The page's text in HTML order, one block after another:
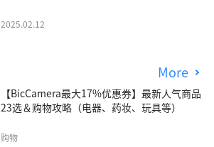
2025.02.12
More
【BicCamera最大17%优惠券】最新人气商品
23选＆购物攻略（电器、药妆、玩具等）
购物